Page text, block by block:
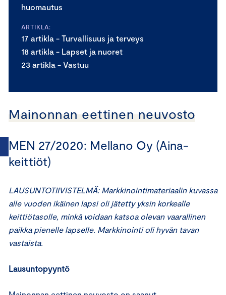
huomautus
ARTIKLA:
17 artikla - Turvallisuus ja terveys
18 artikla - Lapset ja nuoret
23 artikla - Vastuu
Mainonnan eettinen neuvosto
MEN 27/2020: Mellano Oy (Aina-
keittiöt)
LAUSUNTOTIIVISTELMÄ: Markkinointimateriaalin kuvassa
alle vuoden ikäinen lapsi oli jätetty yksin korkealle
keittiötasolle, minkä voidaan katsoa olevan vaarallinen
paikka pienelle lapselle. Markkinointi oli hyvän tavan
vastaista.
Lausuntopyyntö